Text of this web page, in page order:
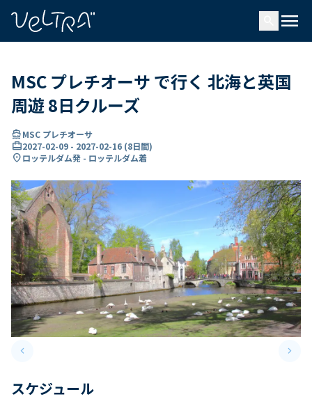
menu
MSC プレチオーサ で行く 北海と英国
周遊 8日クルーズ
directions_boatMSC プレチオーサ
card_travel2027-02-09 - 2027-02-16 (8日間)
location_onロッテルダム発 - ロッテルダム着
keyboard_arrow_leftPrevious slide keyboard_arrow_right
スケジュール